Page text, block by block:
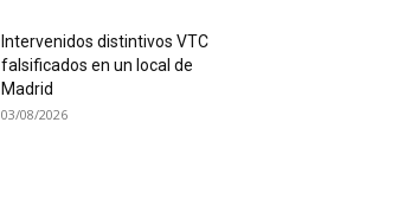
Intervenidos distintivos VTC
falsificados en un local de
Madrid
03/08/2026